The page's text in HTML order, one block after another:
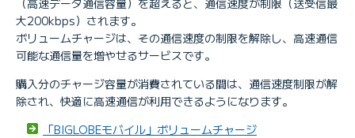
大200kbps）されます。
ボリュームチャージは、その通信速度の制限を解除し、高速通信
可能な通信量を増やせるサービスです。
購入分のチャージ容量が消費されている間は、通信速度制限が解
除され、快適に高速通信が利用できるようになります。
「BIGLOBEモバイル」ボリュームチャージ